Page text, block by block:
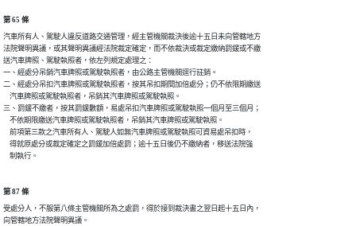
第 65 條
汽車所有人、駕駛人違反道路交通管理，經主管機關裁決後逾十五日未向管轄地方
法院聲明異議，或其聲明異議經法院裁定確定，而不依裁決或裁定繳納罰鍰或不繳
送汽車牌照、駕駛執照者，依左列規定處理之：
一、經處分吊銷汽車牌照或駕駛執照者，由公路主管機關逕行註銷。
二、經處分吊扣汽車牌照或駕駛執照者，按其吊扣期間加倍處分；仍不依限期繳送
    汽車牌照或駕駛執照者，吊銷其汽車牌照或駕駛執照。
三、罰鍰不繳者，按其罰鍰數額，易處吊扣汽車牌照或駕駛執照一個月至三個月；
    不依期限繳送汽車牌照或駕駛執照者，吊銷其汽車牌照或駕駛執照。
    前項第三款之汽車所有人、駕駛人如無汽車牌照或駕駛執照可資易處吊扣時，
    得就原處分或裁定確定之罰鍰加倍處罰；逾十五日後仍不繳納者，移送法院強
第 87 條
受處分人，不服第八條主管機關所為之處罰，得於接到裁決書之翌日起十五日內，
向管轄地方法院聲明異議。